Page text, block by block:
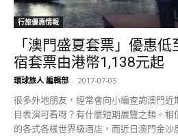
行旅優惠情報
「澳門盛夏套票」優惠
宿套票由港幣1,138元起
環球旅人 編輯部 - 2017-07-05
很多外地朋友，經常會向小編查詢澳門
目表演可看呀？有什麼短期展覽之類。
的各式各樣世界級酒店，而近日澳門金